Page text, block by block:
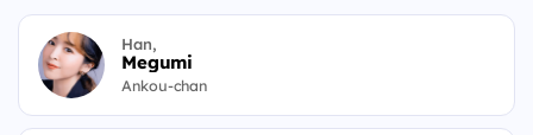
Han,
Megumi
Ankou-chan